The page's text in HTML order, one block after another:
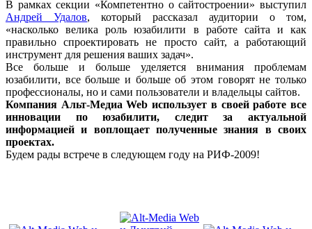
В рамках секции «Компетентно о сайтостроении» выступил
Андрей Удалов, который рассказал аудитории о том,
«насколько велика роль юзабилити в работе сайта и как
правильно спроектировать не просто сайт, а работающий
инструмент для решения ваших задач».
Все больше и больше уделяется внимания проблемам
юзабилити, все больше и больше об этом говорят не только
профессионалы, но и сами пользователи и владельцы сайтов.
Компания Альт-Медиа Web использует в своей работе все
инновации по юзабилити, следит за актуальной
информацией и воплощает полученные знания в своих
проектах.
Будем рады встрече в следующем году на РИФ-2009!